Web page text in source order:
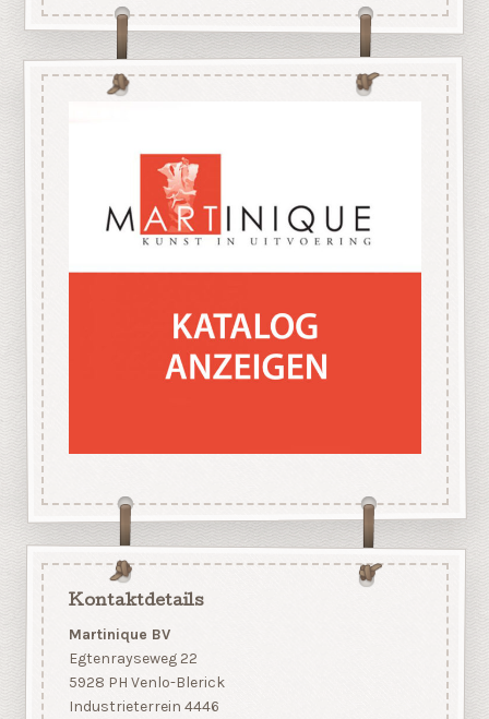
Kontaktdetails
Martinique BV
Egtenrayseweg 22
5928 PH Venlo-Blerick
Industrieterrein 4446